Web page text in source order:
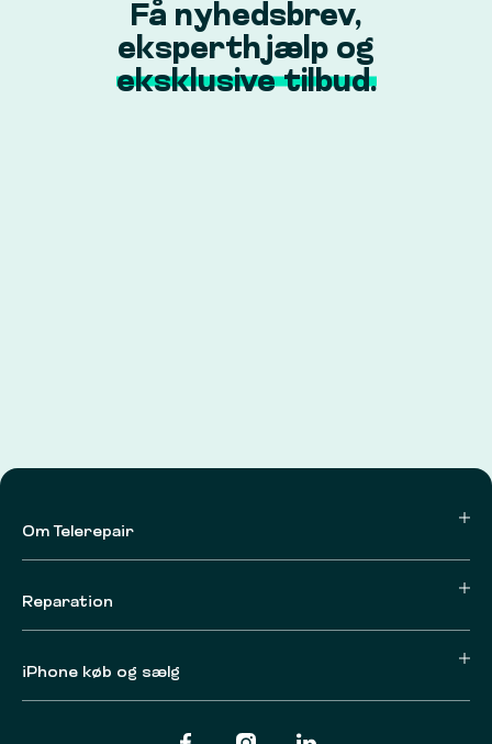
Få nyhedsbrev,
eksperthjælp og
eksklusive tilbud.
Om Telerepair
Reparation
iPhone køb og sælg